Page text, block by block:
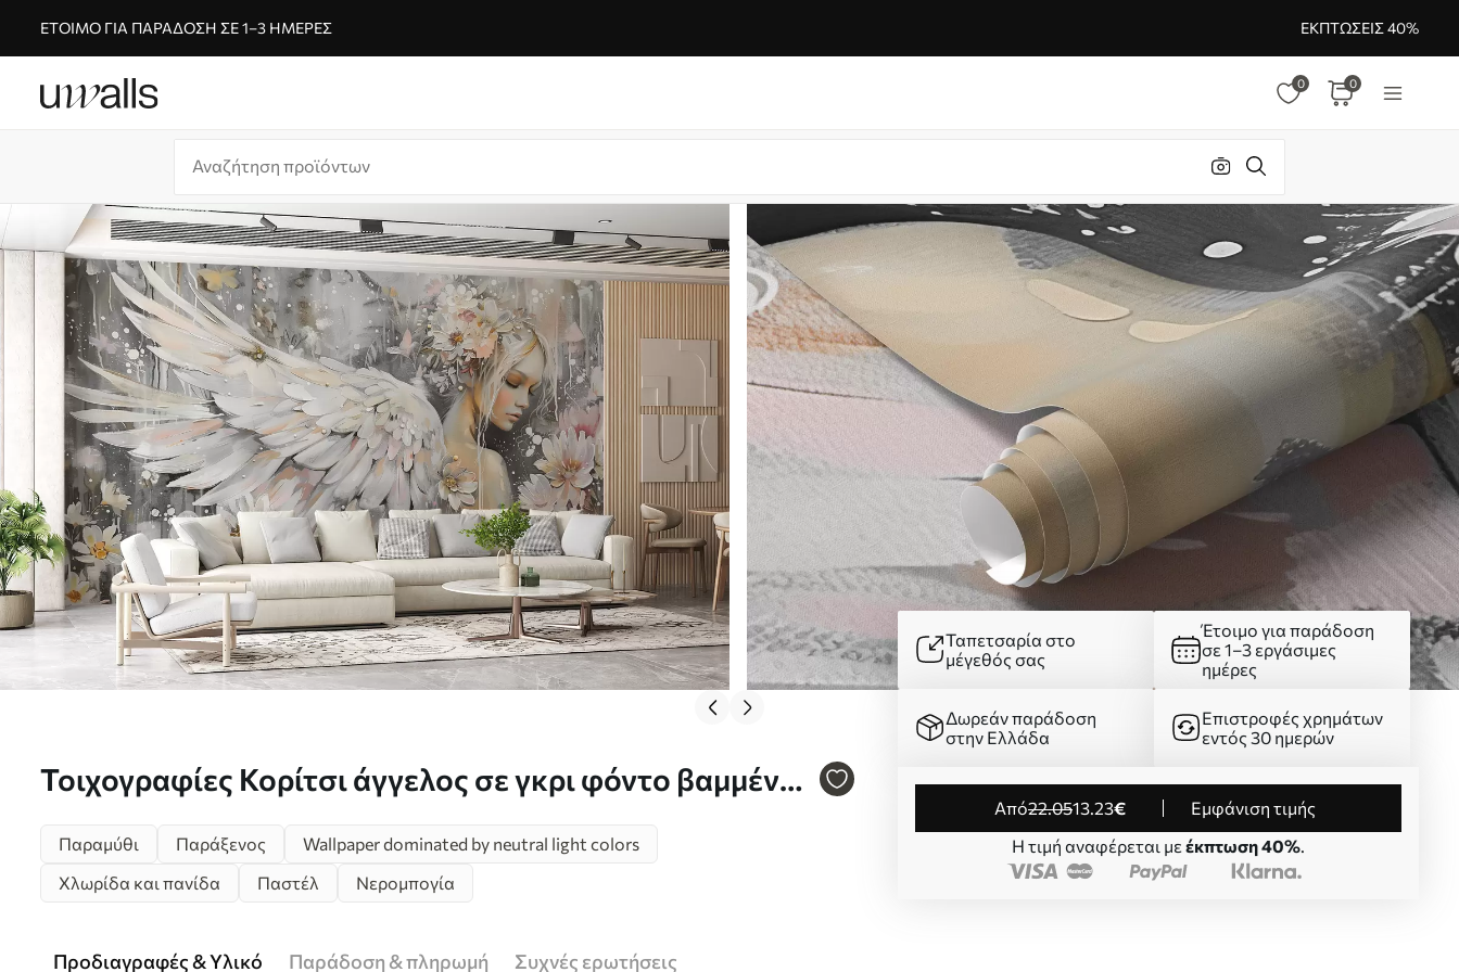
ΈΤΟΙΜΟ ΓΙΑ ΠΑΡΆΔΟΣΗ ΣΕ 1–3 ΗΜΈΡΕΣ ΕΚΠΤΏΣΕΙΣ 40%
0 0
Τοιχογραφίες Κορίτσι άγγελος σε γκρι φόντο βαμμένο
Ταπετσαρία στο
μέγεθός σας
Έτοιμο για παράδοση
σε 1–3 εργάσιμες
ημέρες
Δωρεάν παράδοση
στην Ελλάδα
Επιστροφές χρημάτων
εντός 30 ημερών
από22.0513.23€
Εμφάνιση τιμής
Η τιμή αναφέρεται με έκπτωση 40%.
Παραμύθι Παράξενος
Wallpaper dominated by neutral light colors
Χλωρίδα και πανίδα
Παστέλ Νερομπογία
Προδιαγραφές & Υλικό Παράδοση & πληρωμή Συχνές ερωτήσεις